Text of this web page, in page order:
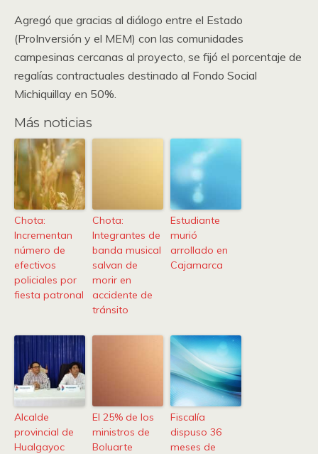
Agregó que gracias al diálogo entre el Estado
(ProInversión y el MEM) con las comunidades
campesinas cercanas al proyecto, se fijó el porcentaje de
regalías contractuales destinado al Fondo Social
Michiquillay en 50%.
Más noticias
Chota:
Incrementan
número de
efectivos
policiales por
fiesta patronal
Chota:
Integrantes de
banda musical
salvan de
morir en
accidente de
tránsito
Estudiante
murió
arrollado en
Cajamarca
Alcalde
provincial de
Hualgayoc
El 25% de los
ministros de
Boluarte
Fiscalía
dispuso 36
meses de